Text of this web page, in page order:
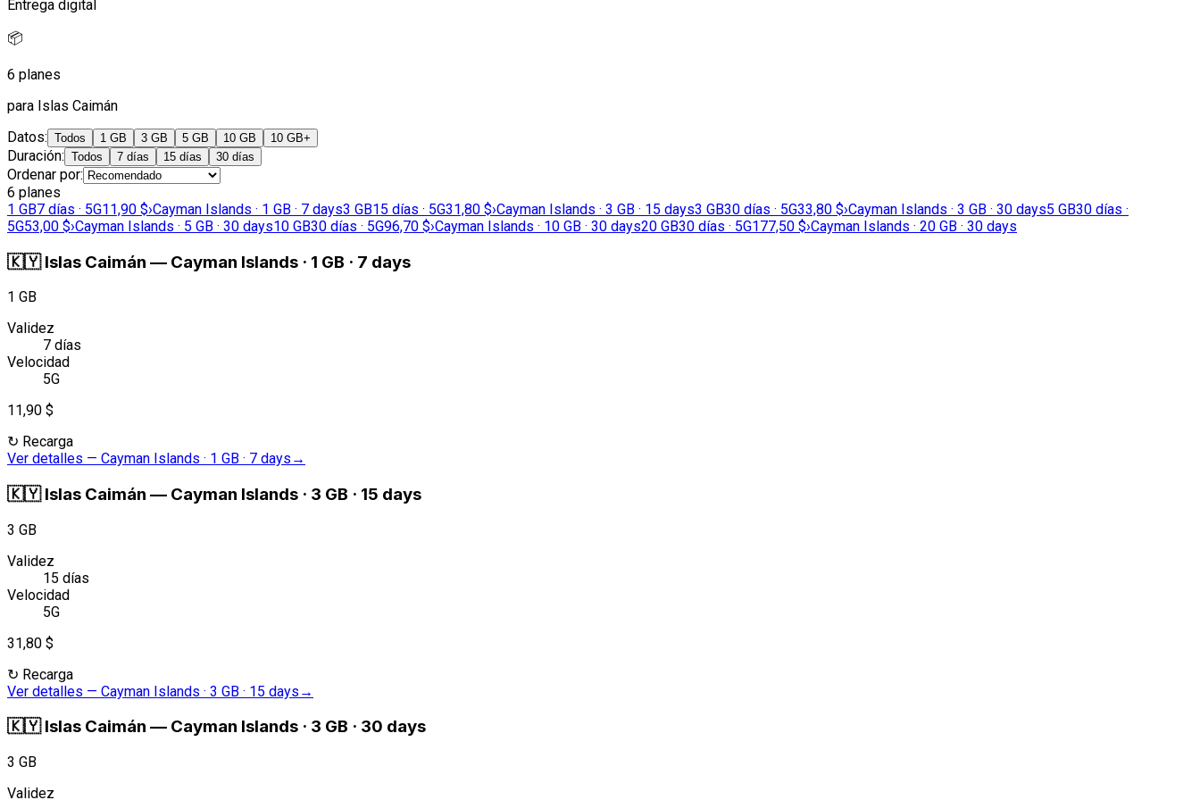
Entrega digital
📦
6 planes
para Islas Caimán
Datos: Todos 1 GB 3 GB 5 GB 10 GB 10 GB+
Duración: Todos 7 días 15 días 30 días
Ordenar por:
6 planes
1 GB7 días · 5G11,90 $›Cayman Islands · 1 GB · 7 days3 GB15 días · 5G31,80 $›Cayman Islands · 3 GB · 15 days3 GB30 días · 5G33,80 $›Cayman Islands · 3 GB · 30 days5 GB30 días ·
5G53,00 $›Cayman Islands · 5 GB · 30 days10 GB30 días · 5G96,70 $›Cayman Islands · 10 GB · 30 days20 GB30 días · 5G177,50 $›Cayman Islands · 20 GB · 30 days
🇰🇾 Islas Caimán — Cayman Islands · 1 GB · 7 days
1 GB
Validez
7 días
Velocidad
5G
11,90 $
↻ Recarga
Ver detalles — Cayman Islands · 1 GB · 7 days →
🇰🇾 Islas Caimán — Cayman Islands · 3 GB · 15 days
3 GB
Validez
15 días
Velocidad
5G
31,80 $
↻ Recarga
Ver detalles — Cayman Islands · 3 GB · 15 days →
🇰🇾 Islas Caimán — Cayman Islands · 3 GB · 30 days
3 GB
Validez